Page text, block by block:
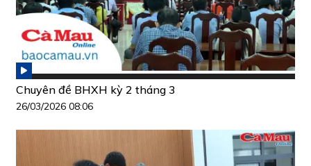
Chuyên đề BHXH kỳ 2 tháng 3
26/03/2026 08:06